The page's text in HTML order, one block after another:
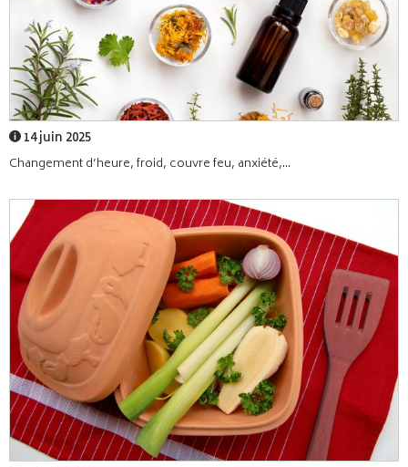
14 juin 2025
Changement d’heure, froid, couvre feu, anxiété,...